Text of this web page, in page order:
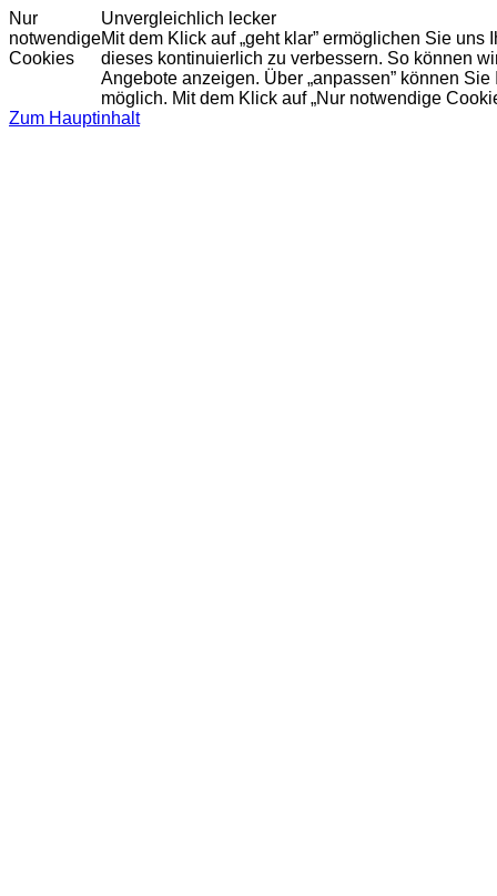
Nur
notwendige
Cookies
Unvergleichlich lecker
Mit dem Klick auf „geht klar” ermöglichen Sie
dieses kontinuierlich zu verbessern. So können
Angebote anzeigen. Über „anpassen” können
möglich. Mit dem Klick auf „Nur notwendige
Zum Hauptinhalt